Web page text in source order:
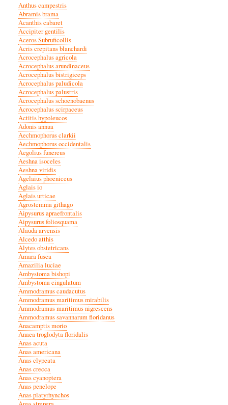
Anthus campestris
Abramis brama
Acanthis cabaret
Accipiter gentilis
Aceros Subruficollis
Acris crepitans blanchardi
Acrocephalus agricola
Acrocephalus arundinaceus
Acrocephalus bistrigiceps
Acrocephalus paludicola
Acrocephalus palustris
Acrocephalus schoenobaenus
Acrocephalus scirpaceus
Actitis hypoleucos
Adonis annua
Aechmophorus clarkii
Aechmophorus occidentalis
Aegolius funereus
Aeshna isoceles
Aeshna viridis
Agelaius phoeniceus
Aglais io
Aglais urticae
Agrostemma githago
Aipysurus apraefrontalis
Aipysurus foliosquama
Alauda arvensis
Alcedo atthis
Alytes obstetricans
Amara fusca
Amazilia luciae
Ambystoma bishopi
Ambystoma cingulatum
Ammodramus caudacutus
Ammodramus maritimus mirabilis
Ammodramus maritimus nigrescens
Ammodramus savannarum floridanus
Anacamptis morio
Anaea troglodyta floridalis
Anas acuta
Anas americana
Anas clypeata
Anas crecca
Anas cyanoptera
Anas penelope
Anas platyrhynchos